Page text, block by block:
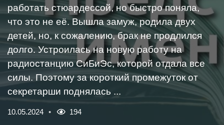
работать стюардессой, но быстро поняла,
что это не её. Вышла замуж, родила двух
детей, но, к сожалению, брак не продлился
долго. Устроилась на новую работу на
радиостанцию СиБиЭс, которой отдала все
силы. Поэтому за короткий промежуток от
секретарши поднялась ...
10.05.2024 194